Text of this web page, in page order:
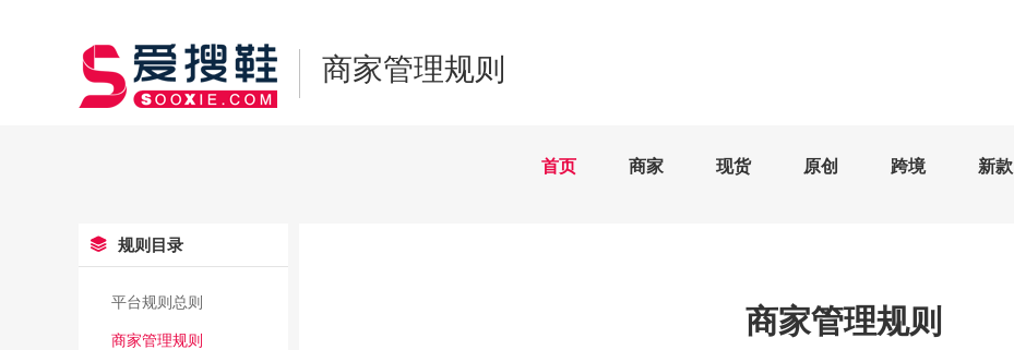
商家管理规则
首页 商家 现货 原创 跨境 新款
规则目录
平台规则总则
商家管理规则
商家管理规则